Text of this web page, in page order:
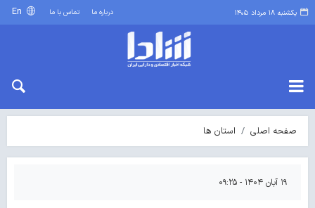
یکشنبه ۱۸ مرداد ۱۴۰۵ درباره ما تماس با ما
صفحه اصلی استان ها
۱۹ آبان ۱۴۰۴ - ۰۹:۲۵